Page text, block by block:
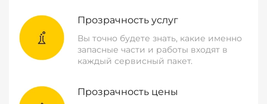
Прозрачность услуг
Вы точно будете знать, какие именно
запасные части и работы входят в
каждый сервисный пакет.
Прозрачность цены